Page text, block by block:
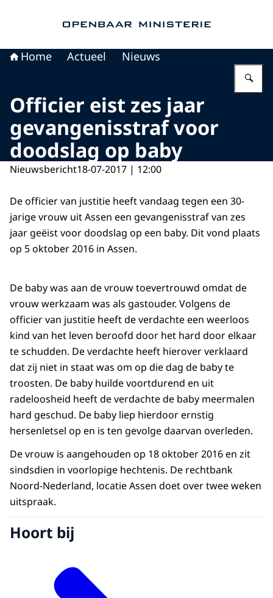
Home Actueel Nieuws
Officier eist zes jaar
gevangenisstraf voor
doodslag op baby
Nieuwsbericht18-07-2017 | 12:00
De officier van justitie heeft vandaag tegen een 30-
jarige vrouw uit Assen een gevangenisstraf van zes
jaar geëist voor doodslag op een baby. Dit vond plaats
op 5 oktober 2016 in Assen.
De baby was aan de vrouw toevertrouwd omdat de
vrouw werkzaam was als gastouder. Volgens de
officier van justitie heeft de verdachte een weerloos
kind van het leven beroofd door het hard door elkaar
te schudden. De verdachte heeft hierover verklaard
dat zij niet in staat was om op die dag de baby te
troosten. De baby huilde voortdurend en uit
radeloosheid heeft de verdachte de baby meermalen
hard geschud. De baby liep hierdoor ernstig
hersenletsel op en is ten gevolge daarvan overleden.
De vrouw is aangehouden op 18 oktober 2016 en zit
sindsdien in voorlopige hechtenis. De rechtbank
Noord-Nederland, locatie Assen doet over twee weken
uitspraak.
Hoort bij